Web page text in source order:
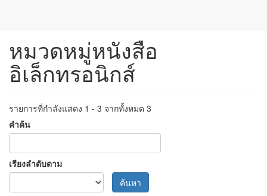
ข้าม
เนื้อหา
หมวดหมู่หนังสือ
อิเล็กทรอนิกส์
รายการที่กำลังแสดง 1 - 3 จากทั้งหมด 3
คำค้น
เรียงลำดับตาม
ค้นหา